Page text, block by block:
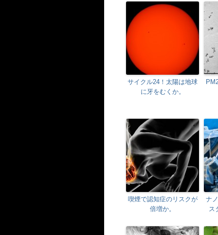
サイクル24！太陽は地球
に牙をむくか。
喫煙で認知症のリスクが
倍増か。
ナ
ス